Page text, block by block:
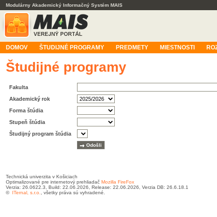
Modulárny Akademický Informačný Systém MAIS
DOMOV ŠTUDIJNÉ PROGRAMY PREDMETY MIESTNOSTI
Študijné programy
Fakulta
Akademický rok
Forma štúdia
Stupeň štúdia
Študijný program štúdia
Technická univerzita v Košiciach
Optimalizované pre internetový prehliadač Mozilla FireFox
Verzia: 26.0622.3, Build: 22.06.2026, Release: 22.06.2026, Verzia DB: 26.6.18.1
© ITernal, s.r.o. , všetky práva sú vyhradené.